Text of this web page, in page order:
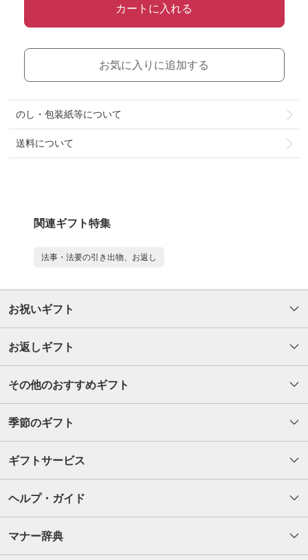
カートに入れる
お気に入りに追加する
のし・包装紙等について
送料について
関連ギフト特集
法事・法要の引き出物、お返し
お祝いギフト
お返しギフト
その他のおすすめギフト
季節のギフト
ギフトサービス
ヘルプ・ガイド
マナー辞典